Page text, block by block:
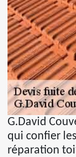
G.David
qui confier
réparation